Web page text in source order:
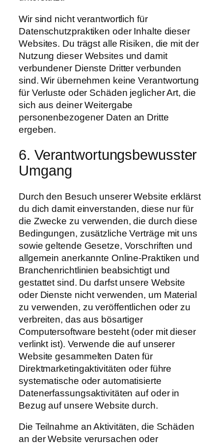
Wir sind nicht verantwortlich für
Datenschutzpraktiken oder Inhalte dieser
Websites. Du trägst alle Risiken, die mit der
Nutzung dieser Websites und damit
verbundener Dienste Dritter verbunden
sind. Wir übernehmen keine Verantwortung
für Verluste oder Schäden jeglicher Art, die
sich aus deiner Weitergabe
personenbezogener Daten an Dritte
ergeben.
6. Verantwortungsbewusster
Umgang
Durch den Besuch unserer Website erklärst
du dich damit einverstanden, diese nur für
die Zwecke zu verwenden, die durch diese
Bedingungen, zusätzliche Verträge mit uns
sowie geltende Gesetze, Vorschriften und
allgemein anerkannte Online-Praktiken und
Branchenrichtlinien beabsichtigt und
gestattet sind. Du darfst unsere Website
oder Dienste nicht verwenden, um Material
zu verwenden, zu veröffentlichen oder zu
verbreiten, das aus bösartiger
Computersoftware besteht (oder mit dieser
verlinkt ist). Verwende die auf unserer
Website gesammelten Daten für
Direktmarketingaktivitäten oder führe
systematische oder automatisierte
Datenerfassungsaktivitäten auf oder in
Bezug auf unsere Website durch.
Die Teilnahme an Aktivitäten, die Schäden
an der Website verursachen oder